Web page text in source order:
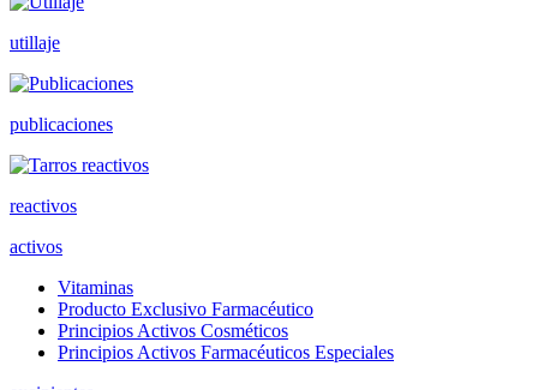
utillaje
publicaciones
reactivos
activos
Vitaminas
Producto Exclusivo Farmacéutico
Principios Activos Cosméticos
Principios Activos Farmacéuticos Especiales